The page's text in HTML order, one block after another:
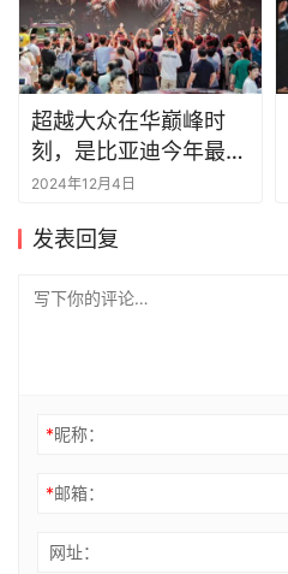
超越大众在华巅峰时
刻，是比亚迪今年最想
干的
2024年12月4日
发表回复
*昵称：
*邮箱：
网址：